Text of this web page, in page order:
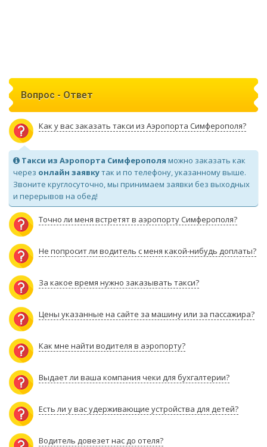
Вопрос - Ответ
Как у вас заказать такси из Аэропорта Симферополя?
Такси из Аэропорта Симферополя можно заказать как
через онлайн заявкутак и по телефону, указанному выше.
Звоните круглосуточно, мы принимаем заявки без выходных
и перерывов на обед!
Точно ли меня встретят в аэропорту Симферополя?
Не попросит ли водитель с меня какой-нибудь доплаты?
За какое время нужно заказывать такси?
Цены указанные на сайте за машину или за пассажира?
Как мне найти водителя в аэропорту?
Выдает ли ваша компания чеки для бухгалтерии?
Есть ли у вас удерживающие устройства для детей?
Водитель довезет нас до отеля?